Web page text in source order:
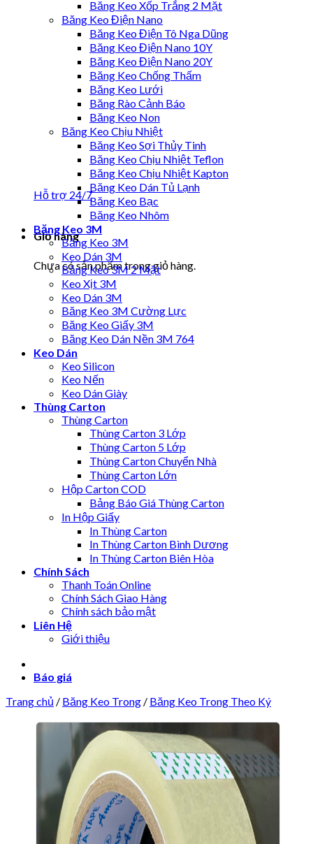
Hỗ trợ 24/7
Giỏ hàng
Chưa có sản phẩm trong giỏ hàng.
Băng Keo Xốp Trắng 2 Mặt
Băng Keo Điện Nano
Băng Keo Điện Tô Nga Dũng
Băng Keo Điện Nano 10Y
Băng Keo Điện Nano 20Y
Băng Keo Chống Thấm
Băng Keo Lưới
Băng Rào Cảnh Báo
Băng Keo Non
Băng Keo Chịu Nhiệt
Băng Keo Sợi Thủy Tinh
Băng Keo Chịu Nhiệt Teflon
Băng Keo Chịu Nhiệt Kapton
Băng Keo Dán Tủ Lạnh
Băng Keo Bạc
Băng Keo Nhôm
Băng Keo 3M
Băng Keo 3M
Keo Dán 3M
Băng Keo 3M 2 Mặt
Keo Xịt 3M
Keo Dán 3M
Băng Keo 3M Cường Lực
Băng Keo Giấy 3M
Băng Keo Dán Nền 3M 764
Keo Dán
Keo Silicon
Keo Nến
Keo Dán Giày
Thùng Carton
Thùng Carton
Thùng Carton 3 Lớp
Thùng Carton 5 Lớp
Thùng Carton Chuyển Nhà
Thùng Carton Lớn
Hộp Carton COD
Bảng Báo Giá Thùng Carton
In Hộp Giấy
In Thùng Carton
In Thùng Carton Bình Dương
In Thùng Carton Biên Hòa
Chính Sách
Thanh Toán Online
Chính Sách Giao Hàng
Chính sách bảo mật
Liên Hệ
Giới thiệu
Báo giá
Trang chủ / Băng Keo Trong / Băng Keo Trong Theo Ký